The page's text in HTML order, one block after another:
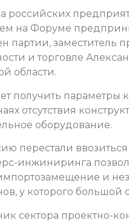
российских
на Форуме
партии, заместитель
и торговле
области.
получить
отсутствия
оборудование.
перестали
инжиниринга
и
у которого большой
сектора проектно-